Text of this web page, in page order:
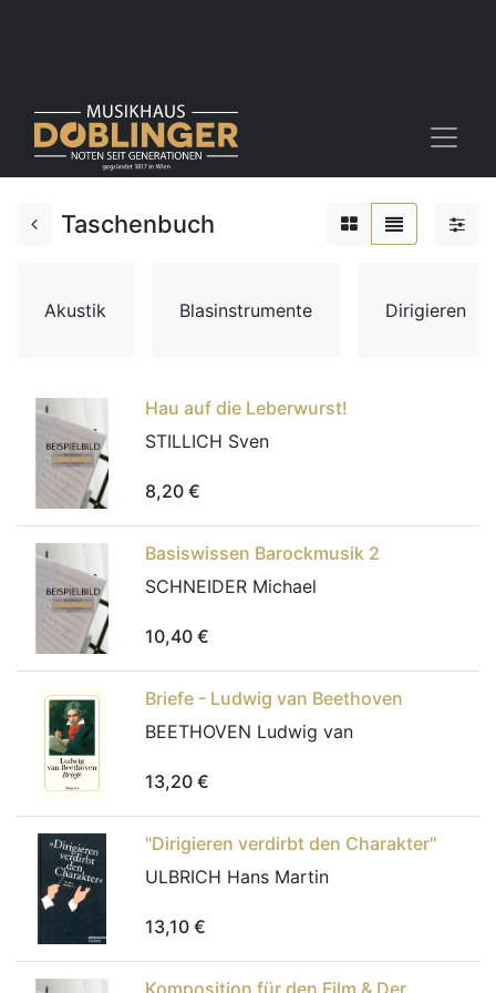
Taschenbuch
Akustik Blasinstrumente Dirigieren
Hau auf die Leberwurst!
STILLICH Sven
8,20 €
Basiswissen Barockmusik 2
SCHNEIDER Michael
10,40 €
Briefe - Ludwig van Beethoven
BEETHOVEN Ludwig van
13,20 €
"Dirigieren verdirbt den Charakter"
ULBRICH Hans Martin
13,10 €
Komposition für den Film & Der